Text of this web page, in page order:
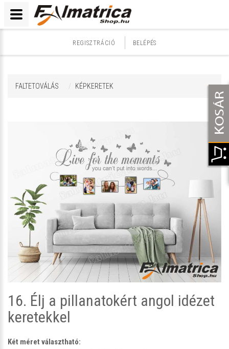
REGISZTRÁCIÓ BELÉPÉS
FALTETOVÁLÁS KÉPKERETEK
16. Élj a pillanatokért angol idézet
keretekkel
Két méret választható: